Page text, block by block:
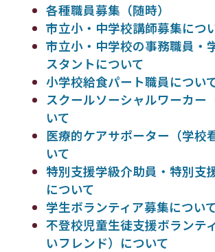
各種職員募集（随時）
市立小・中学校講師募集につ
市立小・中学校の事務職員・
スタントについて
小学校給食パート職員につい
スクールソーシャルワーカー
いて
医療的ケアサポーター（学校
いて
特別支援学級介助員・特別支
について
学生ボランティア募集につい
不登校児童生徒支援ボランテ
いフレンド）について